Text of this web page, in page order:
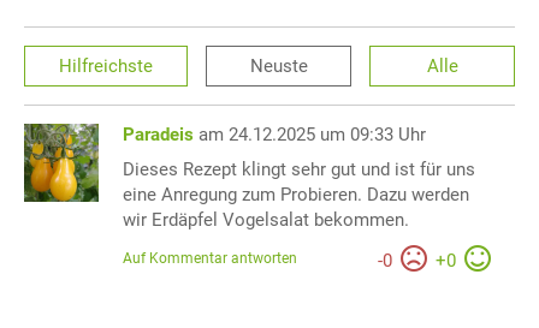
Hilfreichste Neuste Alle
Paradeis am 24.12.2025 um 09:33 Uhr
Dieses Rezept klingt sehr gut und ist für uns
eine Anregung zum Probieren. Dazu werden
wir Erdäpfel Vogelsalat bekommen.
-0 +0
Auf Kommentar antworten